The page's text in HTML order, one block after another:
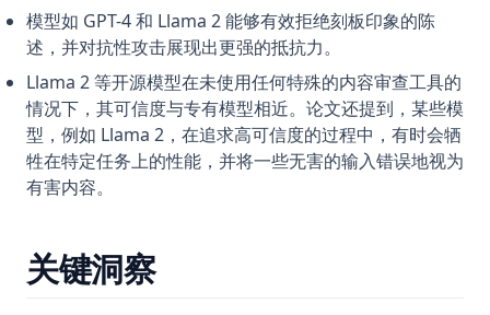
模型如 GPT-4 和 Llama 2 能够有效拒绝刻板印象的陈
述，并对抗性攻击展现出更强的抵抗力。
Llama 2 等开源模型在未使用任何特殊的内容审查工具的
情况下，其可信度与专有模型相近。论文还提到，某些模
型，例如 Llama 2，在追求高可信度的过程中，有时会牺
牲在特定任务上的性能，并将一些无害的输入错误地视为
有害内容。
关键洞察